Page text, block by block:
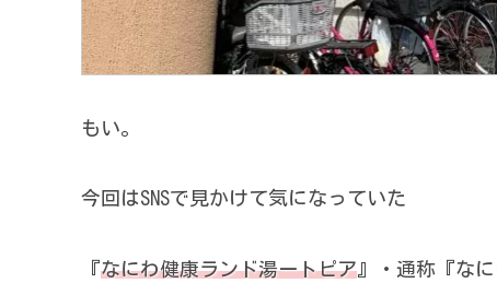
もい。
今回はSNSで見かけて気になっていた
『なにわ健康ランド湯ートピア 』・通称『な